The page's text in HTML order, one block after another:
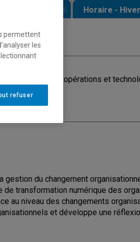
- Automne 2026 Horaire -
: Analytique, opérations et
du changement
transformation numérique des
au niveau des changements
et développe une
permettent
les
refuser